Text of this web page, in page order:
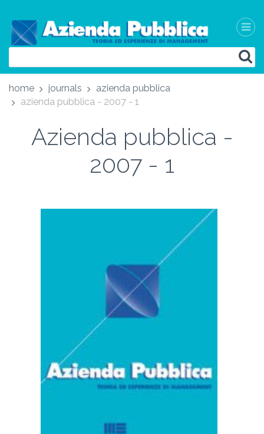
home journals
azienda pubblica
azienda pubblica - 2007 - 1
Azienda pubblica -
2007 - 1